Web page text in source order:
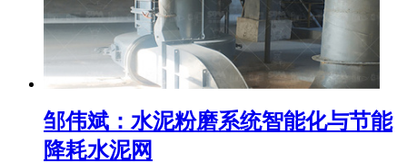
邹伟斌：水泥粉磨系统智能化与节能
降耗水泥网